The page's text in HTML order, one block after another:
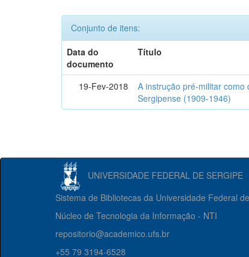
Conjunto de itens:
Data do
documento
Título
19-Fev-2018
A instrução pré-militar como
Sergipense (1909-1946)
UNIVERSIDADE FEDERAL DE SERGIPE
Sistema de Bibliotecas da Universidade Federal
Núcleo de Tecnologia da Informação - NTI
repositorio@academico.ufs.br
+55 79 3194-6528